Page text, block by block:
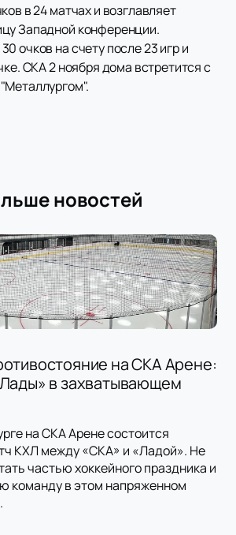
в 24 матчах и возглавляет
Западной конференции.
очков на счету после 23 игр и
СКА 2 ноября дома встретится с
новостей
на СКА Арене:
в захватывающем
на СКА Арене состоится
КХЛ между «СКА» и «Ладой». Не
частью хоккейного праздника и
команду в этом напряженном